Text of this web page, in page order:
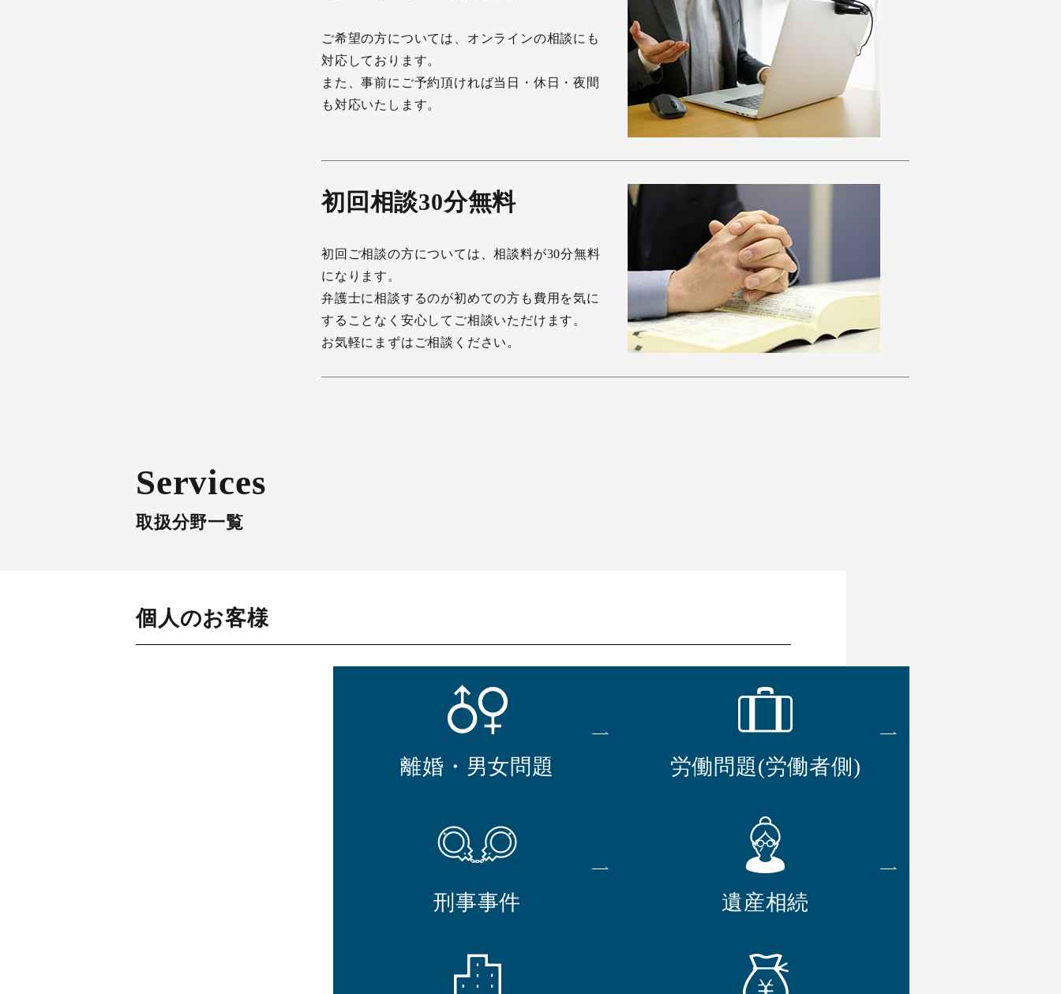
ご希望の方については、オンラインの相談にも
対応しております。
また、事前にご予約頂ければ当日・休日・夜間
も対応いたします。
初回相談30分無料
初回ご相談の方については、相談料が30分無料
になります。
弁護士に相談するのが初めての方も費用を気に
することなく安心してご相談いただけます。
お気軽にまずはご相談ください。
Services
取扱分野一覧
個人のお客様
離婚・男女問題 労働問題(労働者側)
刑事事件 遺産相続